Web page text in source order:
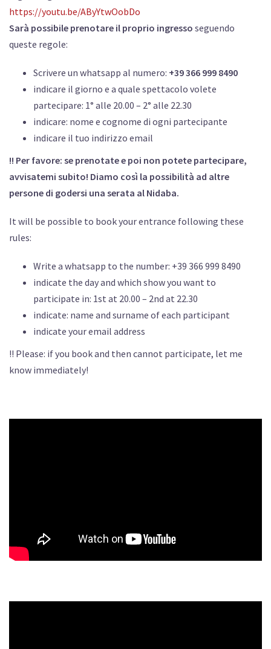
https://youtu.be/AByYtwOobDo
Sarà possibile prenotare il proprio ingresso seguendo
queste regole:
Scrivere un whatsapp al numero: +39 366 999 8490
indicare il giorno e a quale spettacolo volete
partecipare: 1° alle 20.00 – 2° alle 22.30
indicare: nome e cognome di ogni partecipante
indicare il tuo indirizzo email
!! Per favore: se prenotate e poi non potete partecipare,
avvisatemi subito! Diamo così la possibilità ad altre
persone di godersi una serata al Nidaba.
It will be possible to book your entrance following these
rules:
Write a whatsapp to the number: +39 366 999 8490
indicate the day and which show you want to
participate in: 1st at 20.00 – 2nd at 22.30
indicate: name and surname of each participant
indicate your email address
!! Please: if you book and then cannot participate, let me
know immediately!